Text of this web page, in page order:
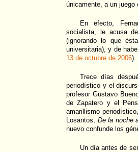
únicamente, a un juego
En efecto,
socialista, le acusa
(ignorando lo que
universitaria), y de
13 de octubre de 2006).
Trece días
periodístico y el
profesor Gustavo
de Zapatero y el
amarillismo
Losantos, De la noche
nuevo confunde los
Un día antes de